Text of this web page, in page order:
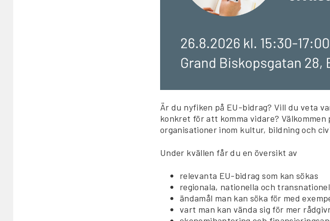
Är du nyfiken på EU-bidrag? Vill du veta
konkret för att komma vidare?
organisationer inom kultur, bildning och
Under kvällen får du en översikt av
relevanta EU-bidrag som kan sökas
regionala, nationella och
ändamål man kan söka för med
vart man kan vända sig för mer